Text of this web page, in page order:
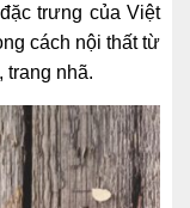
trưng của Việt
cách nội thất từ
trang nhã.